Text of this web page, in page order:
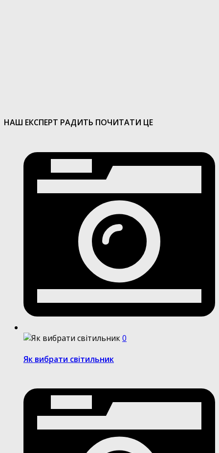
НАШ ЕКСПЕРТ РАДИТЬ ПОЧИТАТИ ЦЕ
0
Як вибрати світильник